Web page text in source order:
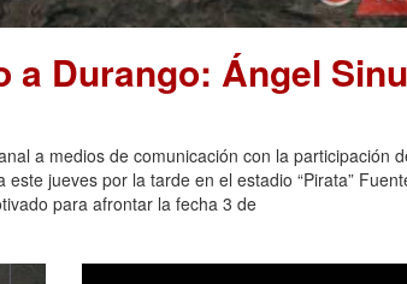
Durango: Ángel
a medios de comunicación con la participación
jueves por la tarde en el estadio “Pirata”
para afrontar la fecha 3 de